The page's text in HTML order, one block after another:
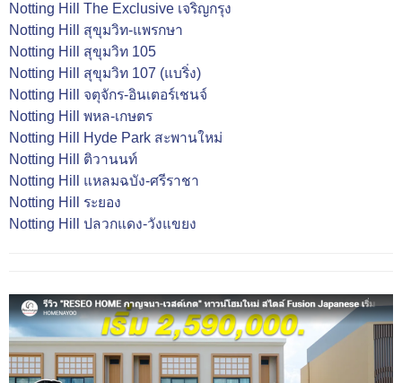
Notting Hill The Exclusive เจริญกรุง
Notting Hill สุขุมวิท-แพรกษา
Notting Hill สุขุมวิท 105
Notting Hill สุขุมวิท 107 (แบริ่ง)
Notting Hill จตุจักร-อินเตอร์เชนจ์
Notting Hill พหล-เกษตร
Notting Hill Hyde Park สะพานใหม่
Notting Hill ติวานนท์
Notting Hill แหลมฉบัง-ศรีราชา
Notting Hill ระยอง
Notting Hill ปลวกแดง-วังแขยง